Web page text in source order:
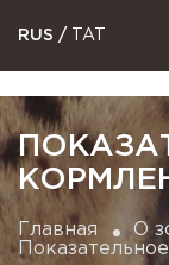
RUS / TAT
Главная О